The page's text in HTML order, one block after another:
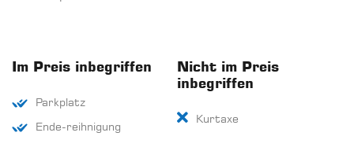
Im Preis inbegriffen
Parkplatz
Ende-reihnigung
Nicht im Preis
inbegriffen
Kurtaxe